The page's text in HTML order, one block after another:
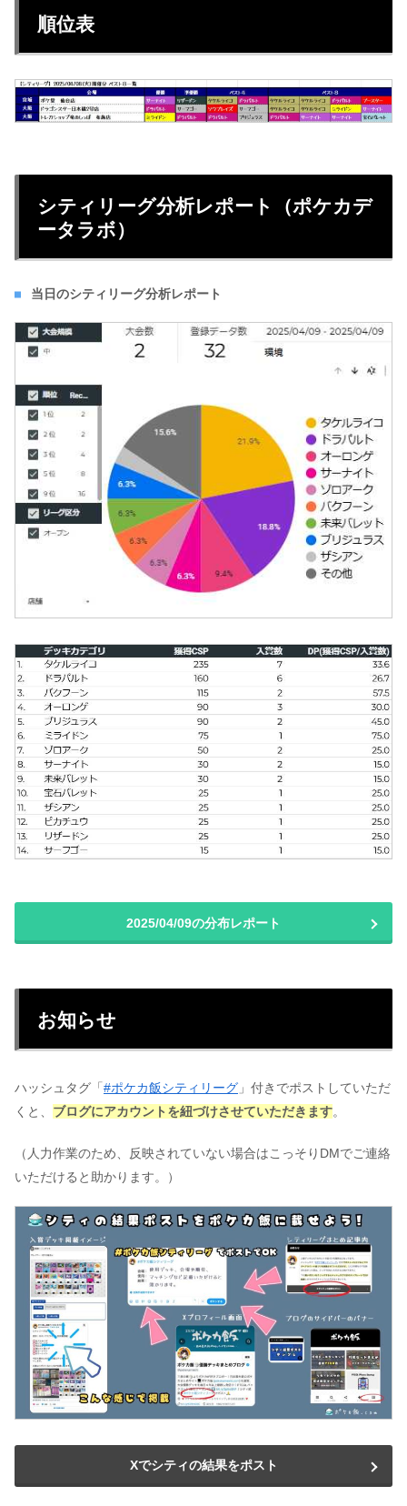
順位表
シティリーグ分析レポート（ポケカデ
ータラボ）
当日のシティリーグ分析レポート
2025/04/09の分布レポート
お知らせ
ハッシュタグ「 #ポケカ飯シティリーグ 」付きでポストしていただ
くと、 ブログにアカウントを紐づけさせていただきます。
（人力作業のため、反映されていない場合はこっそりDMでご連絡
いただけると助かります。）
Xでシティの結果をポスト